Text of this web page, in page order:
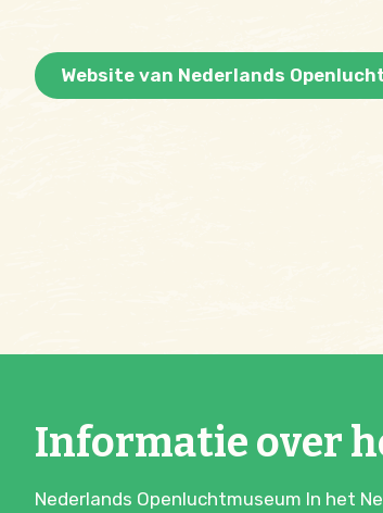
Website van Nederlands
Informatie over
Nederlands Openluchtmuseum In het